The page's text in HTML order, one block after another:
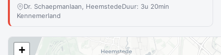
Dr. Schaepmanlaan, HeemstedeDuur: 3u 20min
Kennemerland
+